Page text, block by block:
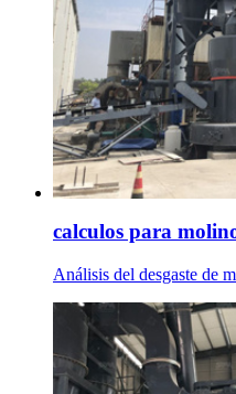
calculos para
Análisis del desgaste de